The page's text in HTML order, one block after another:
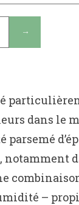
↓
dans le
parsemé
notamment
–